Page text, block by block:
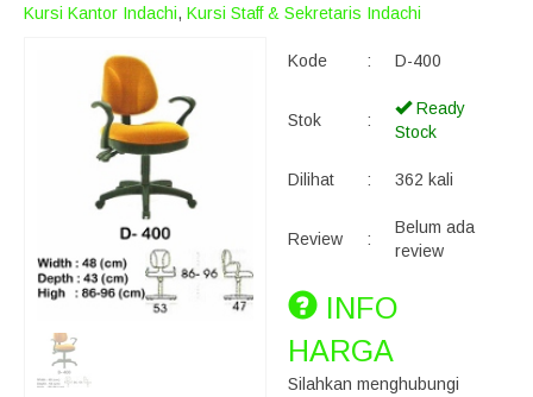
Kursi Kantor Indachi, Kursi Staff & Sekretaris Indachi
Kode : D-400
Stok :
Ready
Stock
Dilihat : 362 kali
Review :
Belum ada
review
INFO
HARGA
Silahkan menghubungi